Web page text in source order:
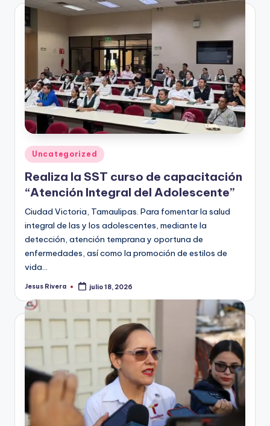
Publicado
en
Uncategorized
Realiza la SST curso de capacitación
“Atención Integral del Adolescente”
Ciudad Victoria, Tamaulipas. Para fomentar la salud
integral de las y los adolescentes, mediante la
detección, atención temprana y oportuna de
enfermedades, así como la promoción de estilos de
vida…
Publicado
Jesus Rivera julio 18, 2026